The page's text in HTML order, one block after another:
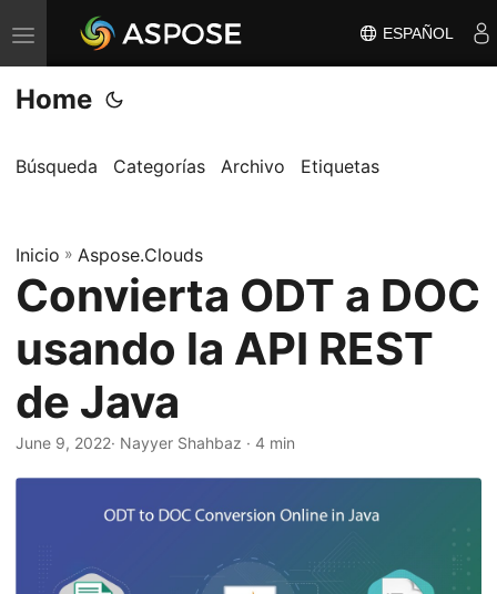
A
l
t
r
r
n
a
v
g
a
c
ESPAÑOL
Home
Búsqueda Categorías Archivo Etiquetas
Inicio » Aspose.Clouds
Convierta ODT a DOC
usando la API REST
de Java
June 9, 2022· Nayyer Shahbaz · 4 min